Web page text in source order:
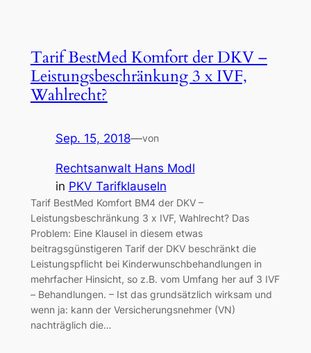
Tarif BestMed Komfort der DKV –
Leistungsbeschränkung 3 x IVF,
Wahlrecht?
Sep. 15, 2018—von
Rechtsanwalt Hans Modl
in PKV Tarifklauseln
Tarif BestMed Komfort BM4 der DKV –
Leistungsbeschränkung 3 x IVF, Wahlrecht? Das
Problem: Eine Klausel in diesem etwas
beitragsgünstigeren Tarif der DKV beschränkt die
Leistungspflicht bei Kinderwunschbehandlungen in
mehrfacher Hinsicht, so z.B. vom Umfang her auf 3 IVF
– Behandlungen. – Ist das grundsätzlich wirksam und
wenn ja: kann der Versicherungsnehmer (VN)
nachträglich die…